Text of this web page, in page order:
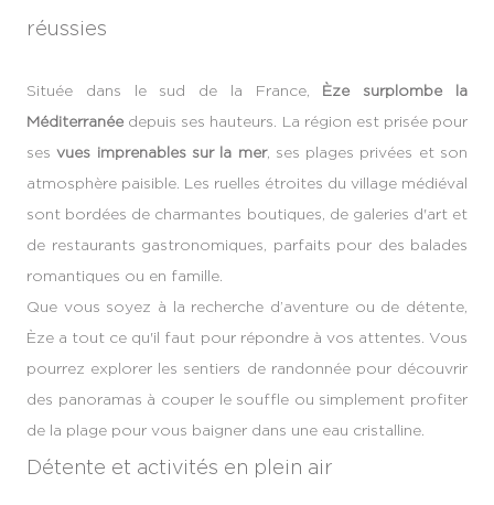
réussies
Située dans le sud de la France, Èze surplombe la
Méditerranée depuis ses hauteurs. La région est prisée pour
sesvues imprenables sur la mer, ses plages privées et son
atmosphère paisible. Les ruelles étroites du village médiéval
sont bordées de charmantes boutiques, de galeries d'art et
de restaurants gastronomiques, parfaits pour des balades
romantiques ou en famille.
Que vous soyez à la recherche d’aventure ou de détente,
Èze a tout ce qu'il faut pour répondre à vos attentes. Vous
pourrez explorer les sentiers de randonnée pour découvrir
des panoramas à couper le souffle ou simplement profiter
de la plage pour vous baigner dans une eau cristalline.
Détente et activités en plein air